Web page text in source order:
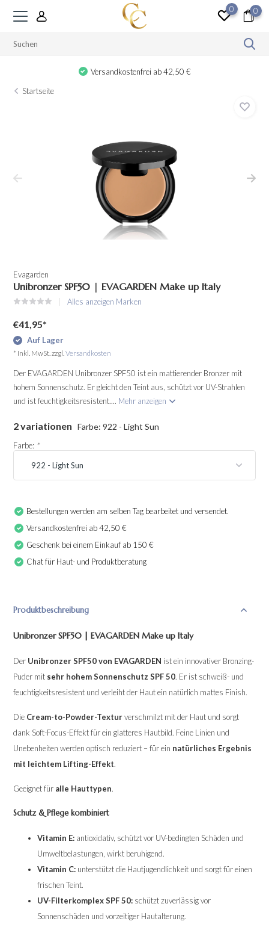
0 0
Versandkostenfrei ab 42,50 €
Startseite
Evagarden
Unibronzer SPF50 | EVAGARDEN Make up Italy
Alles anzeigen Marken
€41,95*
Auf Lager
* Inkl. MwSt. zzgl.Versandkosten
Der EVAGARDEN Unibronzer SPF50 ist ein mattierender Bronzer mit
hohem Sonnenschutz. Er gleicht den Teint aus, schützt vor UV-Strahlen
und ist feuchtigkeitsresistent.... Mehr anzeigen
2 variationen Farbe: 922 - Light Sun
Farbe: *
Bestellungen werden am selben Tag bearbeitet und versendet.
Versandkostenfrei ab 42,50 €
Geschenk bei einem Einkauf ab 150 €
Chat für Haut- und Produktberatung
Produktbeschreibung
Unibronzer SPF50 | EVAGARDEN Make up Italy
Der Unibronzer SPF50 von EVAGARDEN ist ein innovativer Bronzing-
Puder mit sehr hohem Sonnenschutz SPF 50. Er ist schweiß- und
feuchtigkeitsresistent und verleiht der Haut ein natürlich mattes Finish.
Die Cream-to-Powder-Texturverschmilzt mit der Haut und sorgt
dank Soft-Focus-Effekt für ein glatteres Hautbild. Feine Linien und
Unebenheiten werden optisch reduziert – für ein natürliches Ergebnis
mit leichtem Lifting-Effekt.
Geeignet für alle Hauttypen.
Schutz & Pflege kombiniert
Vitamin E: antioxidativ, schützt vor UV-bedingten Schäden und
Umweltbelastungen, wirkt beruhigend.
Vitamin C: unterstützt die Hautjugendlichkeit und sorgt für einen
frischen Teint.
UV-Filterkomplex SPF 50: schützt zuverlässig vor
Sonnenschäden und vorzeitiger Hautalterung.